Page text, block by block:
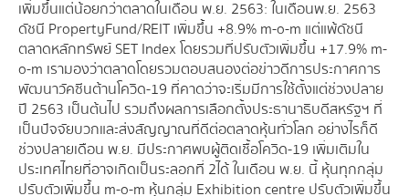
เพิ่มขึ้นแต่น้อยกว่าตลาดในเดือน พ.ย. 2563 : ในเดือนพ.ย. 2563
ดัชนี PropertyFund/REIT เพิ่มขึ้น +8.9% m-o-m แต่แพ้ดัชนี
ตลาดหลักทรัพย์ SET Index โดยรวมที่ปรับตัวเพิ่มขึ้น +17.9% m-
o-m เรามองว่าตลาดโดยรวมตอบสนองต่อข่าวดีการประกาศการ
พัฒนาวัคซีนต้านโควิด-19 ที่คาดว่าจะเริ่มมีการใช้ตั้งแต่ช่วงปลาย
ปี 2563 เป็นต้นไป รวมถึงผลการเลือกตั้งประธานาธิบดีสหรัฐฯ ที่
เป็นปัจจัยบวกและส่งสัญญาณที่ดีต่อตลาดหุ้นทั่วโลก อย่างไรก็ดี
ช่วงปลายเดือน พ.ย. มีประกาศพบผู้ติดเชื้อโควิด-19 เพิ่มเติมใน
ประเทศไทยที่อาจเกิดเป็นระลอกที่ 2ได้ ในเดือน พ.ย. นี้ หุ้นทุกกลุ่ม
ปรับตัวเพิ่มขึ้น m-o-m หุ้นกลุ่ม Exhibition centre ปรับตัวเพิ่มขึ้น